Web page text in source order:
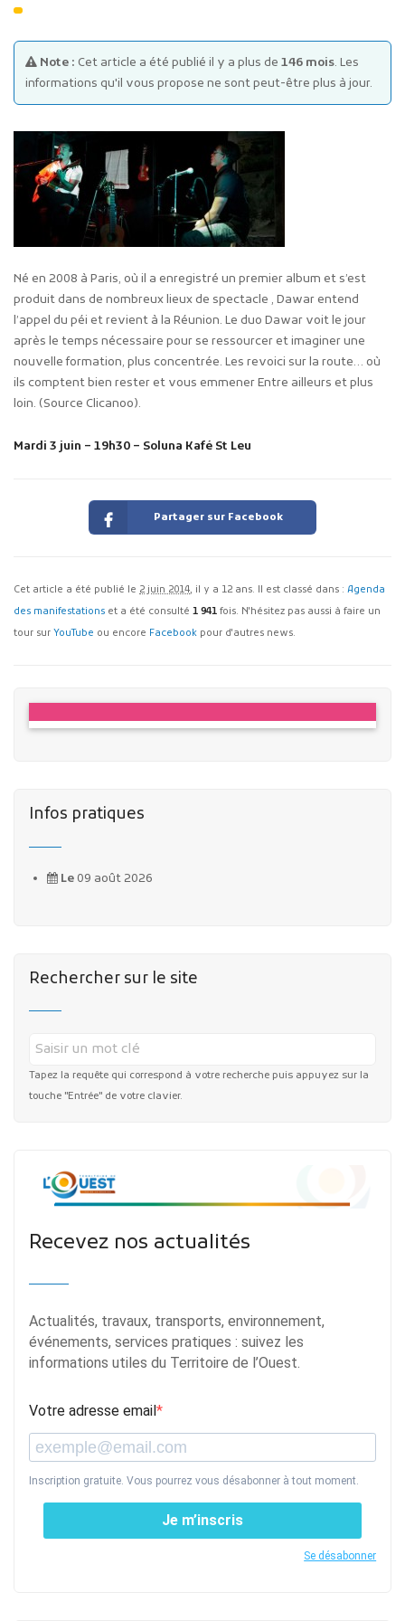
Publicité des actes
Marchés publics
Projets financés par l'Europe
Plans d'accès
Note : Cet article a été publié il y a plus de 146 mois. Les
informations qu'il vous propose ne sont peut-être plus à jour.
Né en 2008 à Paris, où il a enregistré un premier album et s’est
produit dans de nombreux lieux de spectacle , Dawar entend
l’appel du péi et revient à la Réunion. Le duo Dawar voit le jour
après le temps nécessaire pour se ressourcer et imaginer une
nouvelle formation, plus concentrée. Les revoici sur la route… où
ils comptent bien rester et vous emmener Entre ailleurs et plus
loin. (Source Clicanoo).
Mardi 3 juin – 19h30 – Soluna Kafé St Leu
Partager sur Facebook
Cet article a été publié le 2 juin 2014, il y a 12 ans. Il est classé dans : Agenda
des manifestations et a été consulté 1 941 fois. N'hésitez pas aussi à faire un
tour sur YouTube ou encore Facebook pour d'autres news.
Infos pratiques
Le09 août 2026
Rechercher sur le site
Tapez la requête qui correspond à votre recherche puis appuyez sur la
touche "Entrée" de votre clavier.
Recevez nos actualités
Actualités, travaux, transports, environnement,
événements, services pratiques : suivez les
informations utiles du Territoire de l’Ouest.
Votre adresse email
Inscription gratuite. Vous pourrez vous désabonner à tout moment.
Je m’inscris
Se désabonner